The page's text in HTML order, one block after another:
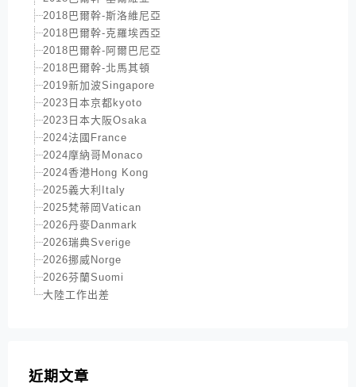
2018巴爾幹-斯洛維尼亞
2018巴爾幹-克羅埃西亞
2018巴爾幹-阿爾巴尼亞
2018巴爾幹-北馬其頓
2019新加波Singapore
2023日本京都kyoto
2023日本大阪Osaka
2024法國France
2024摩納哥Monaco
2024香港Hong Kong
2025義大利Italy
2025梵蒂岡Vatican
2026丹麥Danmark
2026瑞典Sverige
2026挪威Norge
2026芬蘭Suomi
大陸工作出差
近期文章